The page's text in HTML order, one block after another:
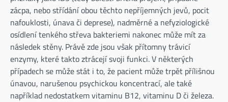
zácpa, nebo střídání obou těchto nepříjemných jevů, pocit
nafouklosti, únava či deprese), nadměrné a nefyziologické
osídlení tenkého střeva bakteriemi nakonec může mít za
následek stěny. Právě zde jsou však přítomny trávicí
enzymy, které takto ztrácejí svoji funkci. V některých
případech se může stát i to, že pacient může trpět přílišnou
únavou, narušenou psychickou koncentrací, ale také
například nedostatkem vitaminu B12, vitaminu D či železa.